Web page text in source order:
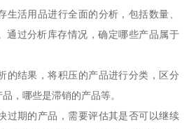
生活用品进行全面的分析，包括数量、
通过分析库存情况，确定哪些产品属于
的结果，将积压的产品进行分类，区分
，哪些是滞销的产品等。
过期的产品，需要评估其是否可以继续